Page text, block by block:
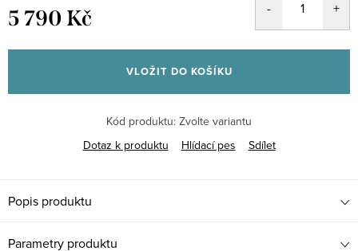
5 790 Kč
cena:
VLOŽIT DO KOŠÍKU
Kód produktu: Zvolte variantu
Dotaz k produktu
Hlídací pes Sdílet
Popis produktu
Parametry produktu